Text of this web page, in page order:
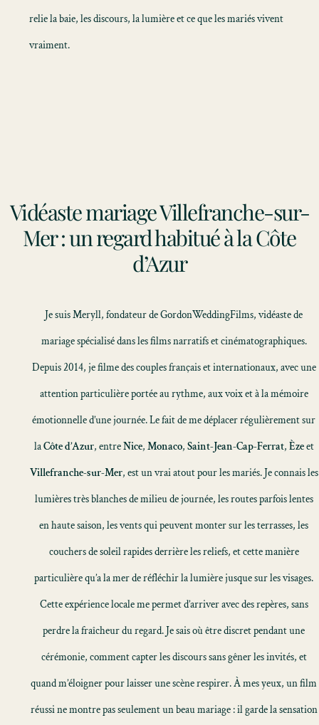
relie la baie, les discours, la lumière et ce que les mariés vivent
vraiment.
Vidéaste mariage Villefranche-sur-
Mer : un regard habitué à la Côte
d’Azur
Je suis Meryll, fondateur de GordonWeddingFilms, vidéaste de
mariage spécialisé dans les films narratifs et cinématographiques.
Depuis 2014, je filme des couples français et internationaux, avec une
attention particulière portée au rythme, aux voix et à la mémoire
émotionnelle d’une journée. Le fait de me déplacer régulièrement sur
laCôte d’Azur, entreNice, Monaco, Saint-Jean-Cap-Ferrat, Èzeet
Villefranche-sur-Mer, est un vrai atout pour les mariés. Je connais les
lumières très blanches de milieu de journée, les routes parfois lentes
en haute saison, les vents qui peuvent monter sur les terrasses, les
couchers de soleil rapides derrière les reliefs, et cette manière
particulière qu’a la mer de réfléchir la lumière jusque sur les visages.
Cette expérience locale me permet d’arriver avec des repères, sans
perdre la fraîcheur du regard. Je sais où être discret pendant une
cérémonie, comment capter les discours sans gêner les invités, et
quand m’éloigner pour laisser une scène respirer. À mes yeux, un film
réussi ne montre pas seulement un beau mariage : il garde la sensation